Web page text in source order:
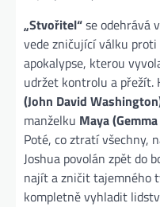
„Stvořitel“se odehrává
vede zničující válku
apokalypse, kterou
udržet kontrolu a přežít.
(John David
manželku Maya
Poté, co ztratí všechny,
Joshua povolán zpět do
najít a zničit tajemného
kompletně vyhladit